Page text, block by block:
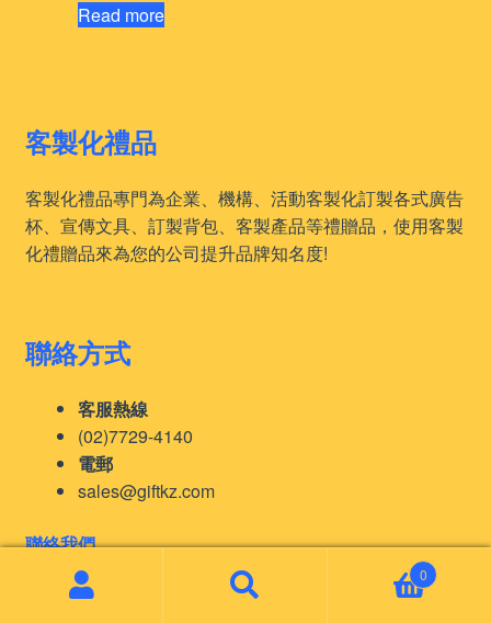
Read more
客製化禮品
客製化禮品專門為企業、機構、活動客製化訂製各式廣告
杯、宣傳文具、訂製背包、客製產品等禮贈品，使用客製
化禮贈品來為您的公司提升品牌知名度!
聯絡方式
客服熱線
(02)7729-4140
電郵
sales@giftkz.com
聯絡我們
0